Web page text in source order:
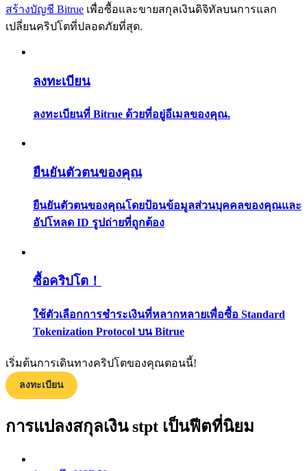
แนะนำ
กลยุทธ์การซื้อขาย
เรียนรู้วิธีการรักษาผลกำไร
สร้างบัญชี Bitrue เพื่อซื้อและขายสกุลเงินดิจิทัลบนการแลก
เปลี่ยนคริปโตที่ปลอดภัยที่สุด.
ลงทะเบียน
ลงทะเบียนที่ Bitrue ด้วยที่อยู่อีเมลของคุณ.
ยืนยันตัวตนของคุณ
ยืนยันตัวตนของคุณโดยป้อนข้อมูลส่วนบุคคลของคุณและ
อัปโหลด ID รูปถ่ายที่ถูกต้อง
ซื้อคริปโต！
ใช้ตัวเลือกการชำระเงินที่หลากหลายเพื่อซื้อ Standard
Tokenization Protocol บน Bitrue
เริ่มต้นการเดินทางคริปโตของคุณตอนนี้!
ลงทะเบียน
การแปลงสกุลเงิน stpt เป็นฟีตที่นิยม